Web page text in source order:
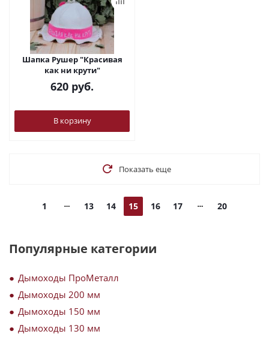
Шапка Рушер "Красивая
как ни крути"
620 руб.
В корзину
Показать еще
1 13 14 15 16 17 20
Популярные категории
Дымоходы ПроМеталл
Дымоходы 200 мм
Дымоходы 150 мм
Дымоходы 130 мм